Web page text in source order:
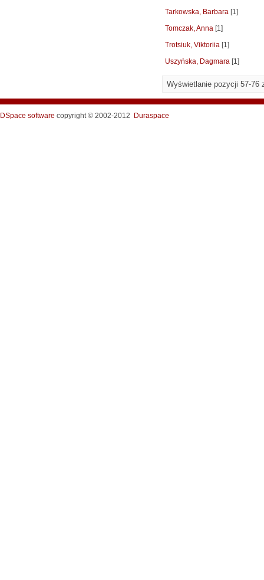
Tarkowska, Barbara [1]
Tomczak, Anna [1]
Trotsiuk, Viktoriia [1]
Uszyńska, Dagmara [1]
Wyświetlanie pozycji 57-76
DSpace software copyright © 2002-2012 Duraspace